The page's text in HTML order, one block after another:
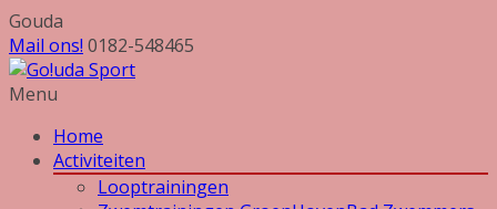
Gouda
Mail ons! 0182-548465
Menu
Home
Activiteiten
Looptrainingen